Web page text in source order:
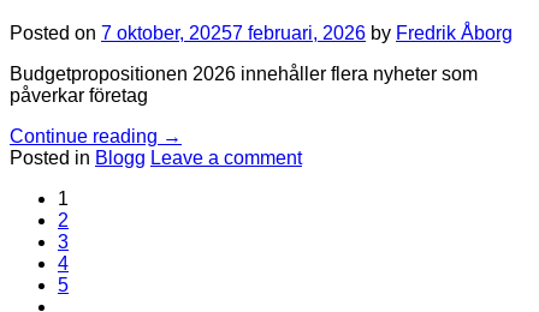
Posted on 7 oktober, 20257 februari, 2026 by Fredrik Åborg
Budgetpropositionen 2026 innehåller flera nyheter som
påverkar företag
Continue reading →
Posted in Blogg Leave a comment
1
2
3
4
5